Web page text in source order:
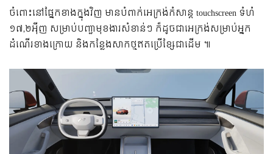
ចំពោះនៅផ្នែកខាងក្នុងវិញ មានបំពាក់អេក្រង់កំសាន្ត touchscreen ទំហំ
១៧,២អ៉ីញ សម្រាប់បញ្ជាមុខងារសំខាន់ៗ ក៏ដូចជាអេក្រង់សម្រាប់អ្នក
ដំណើរខាងក្រោយ និងកន្លែងសាកថ្មឥតប្រើខ្សែជាដើម ៕